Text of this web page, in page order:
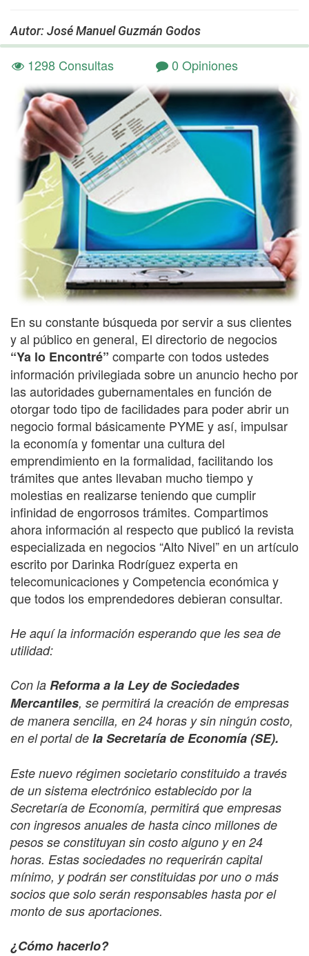
Autor: José Manuel Guzmán Godos
1298 Consultas 0 Opiniones
En su constante búsqueda por servir a sus clientes
y al público en general, El directorio de negocios
“Ya lo Encontré” comparte con todos ustedes
información privilegiada sobre un anuncio hecho por
las autoridades gubernamentales en función de
otorgar todo tipo de facilidades para poder abrir un
negocio formal básicamente PYME y así, impulsar
la economía y fomentar una cultura del
emprendimiento en la formalidad, facilitando los
trámites que antes llevaban mucho tiempo y
molestias en realizarse teniendo que cumplir
infinidad de engorrosos trámites. Compartimos
ahora información al respecto que publicó la revista
especializada en negocios “Alto Nivel” en un artículo
escrito por Darinka Rodríguez experta en
telecomunicaciones y Competencia económica y
que todos los emprendedores debieran consultar.
He aquí la información esperando que les sea de
utilidad:
Con la Reforma a la Ley de Sociedades
Mercantiles, se permitirá la creación de empresas
de manera sencilla, en 24 horas y sin ningún costo,
en el portal de la Secretaría de Economía (SE).
Este nuevo régimen societario constituido a través
de un sistema electrónico establecido por la
Secretaría de Economía, permitirá que empresas
con ingresos anuales de hasta cinco millones de
pesos se constituyan sin costo alguno y en 24
horas. Estas sociedades no requerirán capital
mínimo, y podrán ser constituidas por uno o más
socios que solo serán responsables hasta por el
monto de sus aportaciones.
¿Cómo hacerlo?